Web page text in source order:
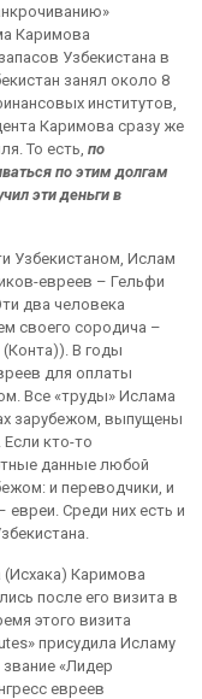
Каримова
Узбекистана в
занял около 8
институтов,
Каримова сразу же
То есть,по
по этим долгам
эти деньги в
Узбекистаном, Ислам
евреев – Гельфи
два человека
своего сородича –
В годы
для оплаты
Все «труды» Ислама
зарубежом, выпущены
кто-то
данные любой
и переводчики, и
евреи. Среди них есть и
Каримова
после его визита в
этого визита
присудила Исламу
«Лидер
евреев